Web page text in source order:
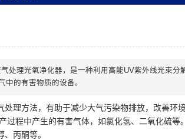
处理光氧净化器，是一种利用高能UV紫外线光束分
中的有害物质的设备。
理方法，有助于减少大气污染物排放，改善环境
程中产生的有害气体，如氯化氢、二氧化硫等。
丙酮等。